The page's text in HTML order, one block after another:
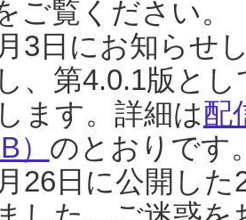
ご覧ください。
3日にお知らせ
、第4.0.1版と
ます。詳細は配
） のとおりです
26日に公開し